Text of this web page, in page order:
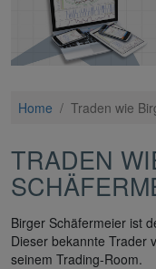
Home / Traden wie
TRADEN
Birger Schäfermeier ist
Dieser bekannte Trader
seinem Trading-Room.